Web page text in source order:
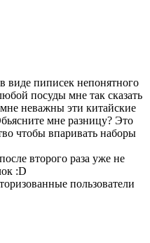
виде пиписек непонятного
посуды мне так сказать
неважны эти китайские
мне разницу? Это
чтобы впаривать наборы
второго раза уже не
:D
пользователи